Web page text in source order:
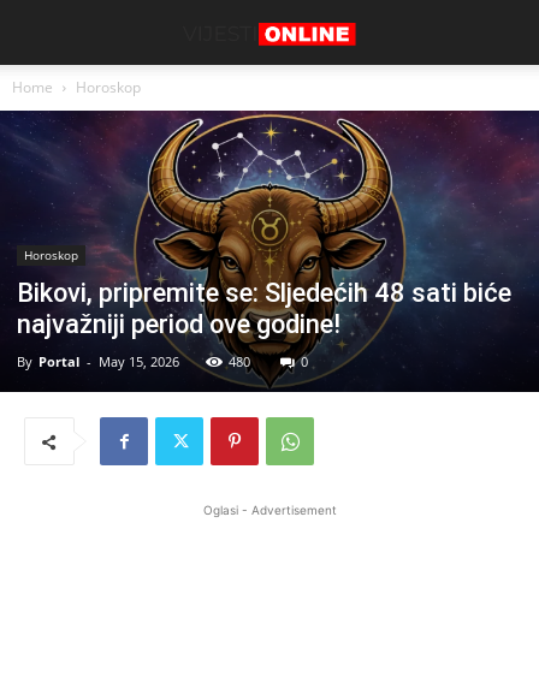
Home Horoskop
Horoskop
Bikovi, pripremite se: Sljedećih 48 sati biće
najvažniji period ove godine!
By Portal - May 15, 2026 480 0
Oglasi - Advertisement